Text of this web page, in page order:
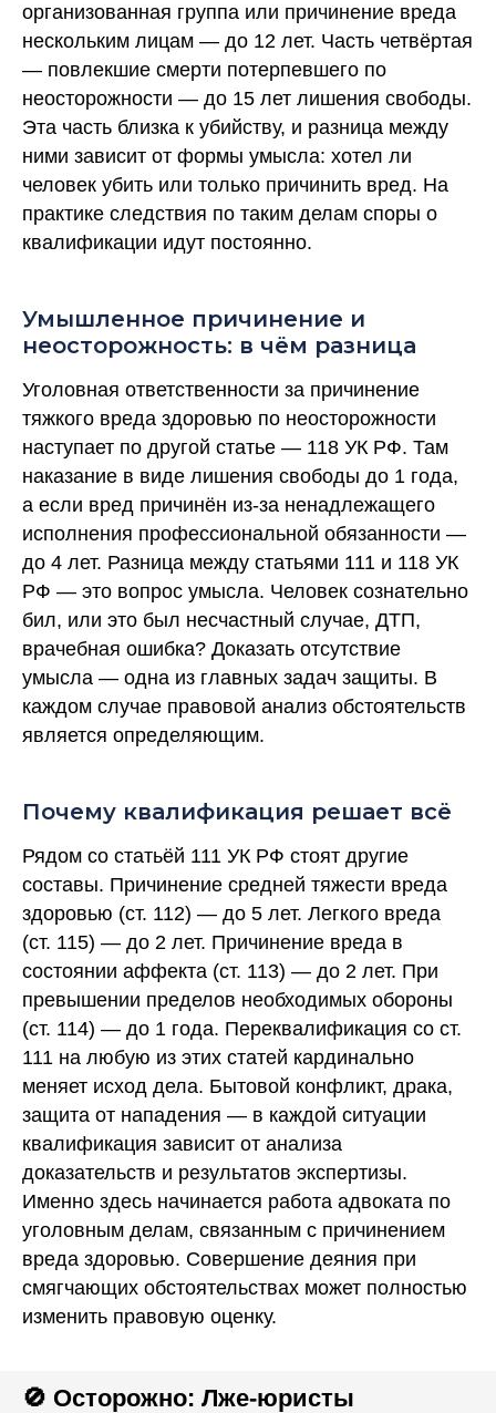
организованная группа или причинение вреда
нескольким лицам — до 12 лет. Часть четвёртая
— повлекшие смерти потерпевшего по
неосторожности — до 15 лет лишения свободы.
Эта часть близка к убийству, и разница между
ними зависит от формы умысла: хотел ли
человек убить или только причинить вред. На
практике следствия по таким делам споры о
квалификации идут постоянно.
Умышленное причинение и
неосторожность: в чём разница
Уголовная ответственности за причинение
тяжкого вреда здоровью по неосторожности
наступает по другой статье — 118 УК РФ. Там
наказание в виде лишения свободы до 1 года,
а если вред причинён из-за ненадлежащего
исполнения профессиональной обязанности —
до 4 лет. Разница между статьями 111 и 118 УК
РФ — это вопрос умысла. Человек сознательно
бил, или это был несчастный случае, ДТП,
врачебная ошибка? Доказать отсутствие
умысла — одна из главных задач защиты. В
каждом случае правовой анализ обстоятельств
является определяющим.
Почему квалификация решает всё
Рядом со статьёй 111 УК РФ стоят другие
составы. Причинение средней тяжести вреда
здоровью (ст. 112) — до 5 лет. Легкого вреда
(ст. 115) — до 2 лет. Причинение вреда в
состоянии аффекта (ст. 113) — до 2 лет. При
превышении пределов необходимых обороны
(ст. 114) — до 1 года. Переквалификация со ст.
111 на любую из этих статей кардинально
меняет исход дела. Бытовой конфликт, драка,
защита от нападения — в каждой ситуации
квалификация зависит от анализа
доказательств и результатов экспертизы.
Именно здесь начинается работа адвоката по
уголовным делам, связанным с причинением
вреда здоровью. Совершение деяния при
смягчающих обстоятельствах может полностью
изменить правовую оценку.
🚫 Осторожно: Лже-юристы